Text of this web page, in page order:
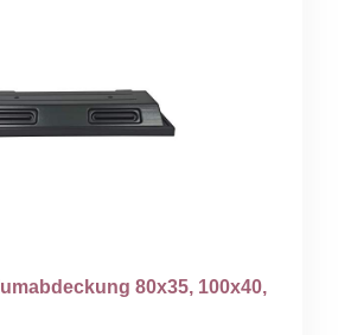
80x35, 100x40,